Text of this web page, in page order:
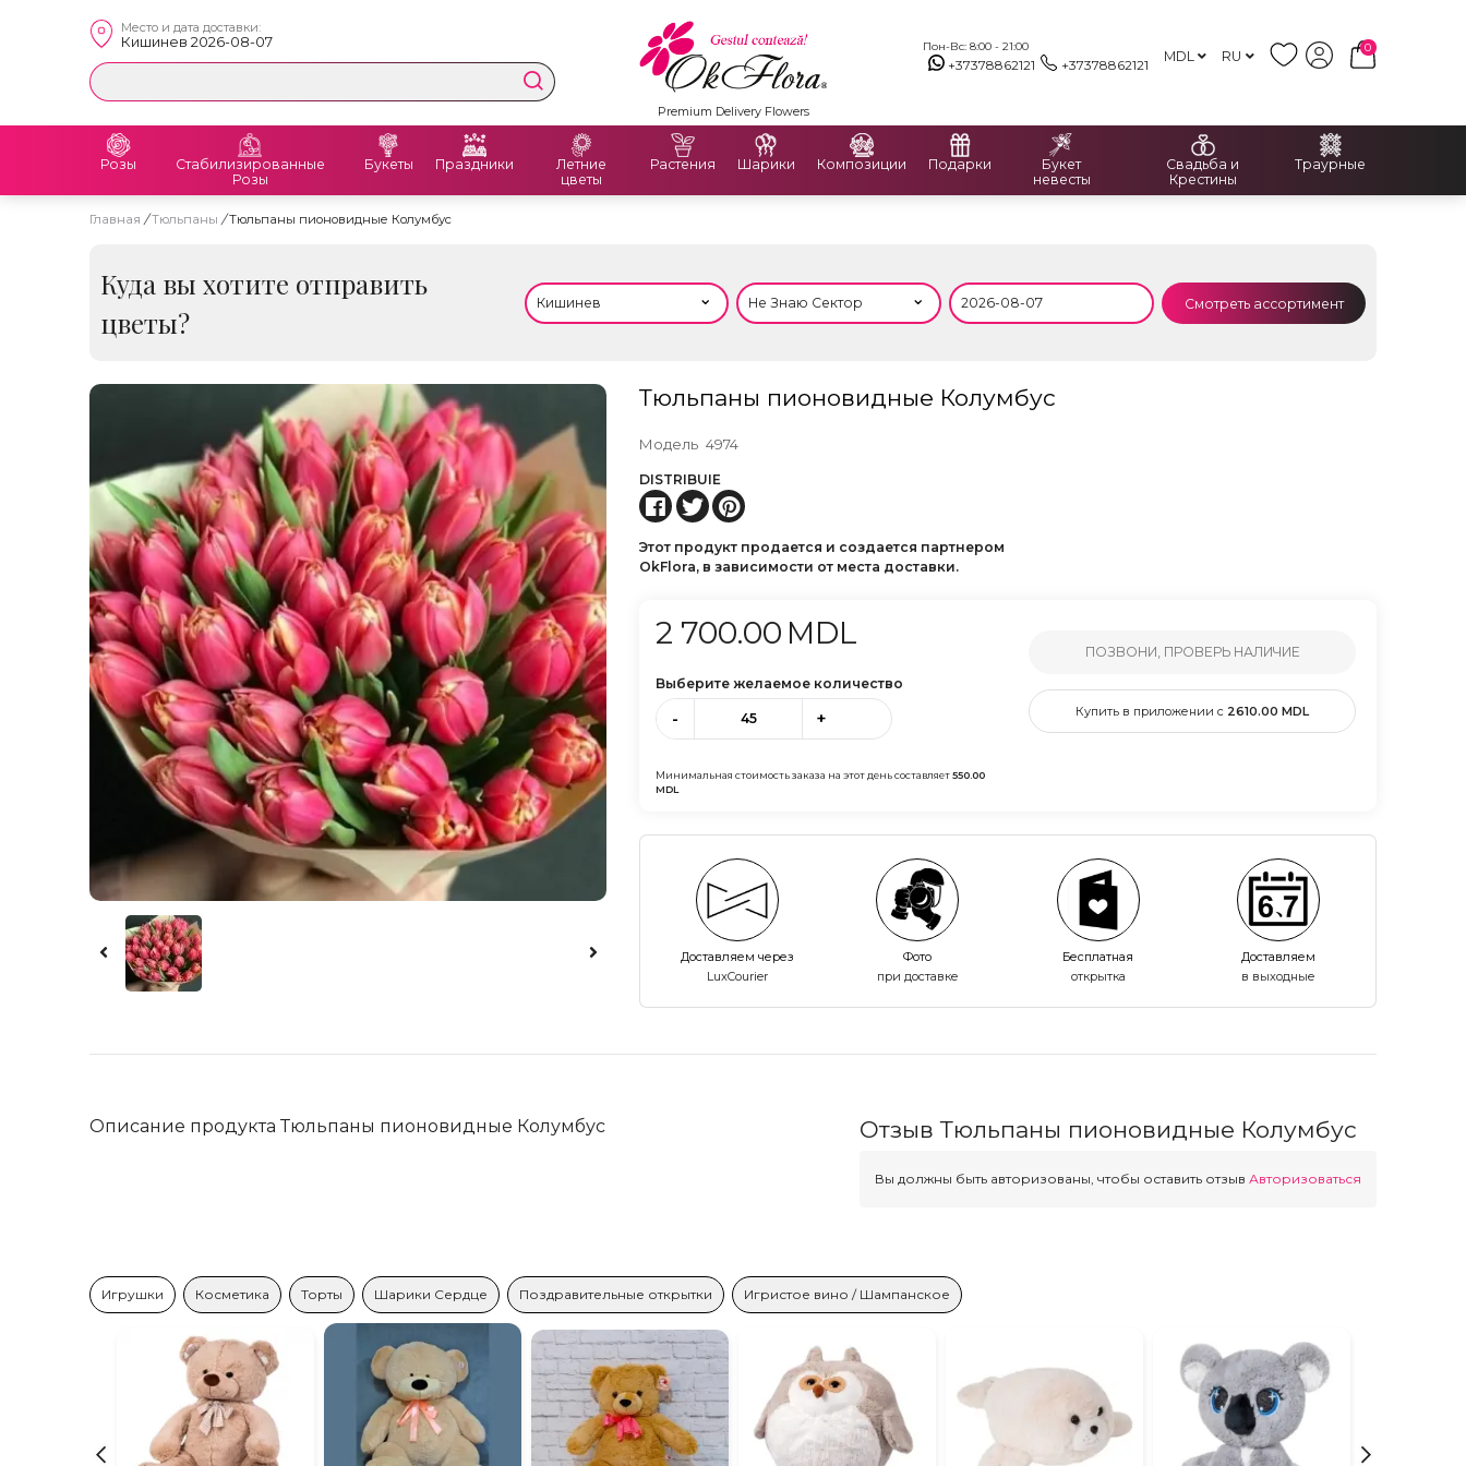
Место и дата доставки:
Кишинев 2026-08-07 Пон-Вс: 8:00 - 21:00
+37378862121 +37378862121 MDL RU
0
Доставка цветов в Молдове и Румынии
Розы
Стабилизированные
Розы
Букеты Праздники
Летние
цветы
Растения Шарики Композиции Подарки
Букет
невесты
Свадьба и
Крестины
Траурные
Главная / Тюльпаны / Тюльпаны пионовидные Колумбус
Куда вы хотите отправить
цветы?
Смотреть ассортимент
Тюльпаны пионовидные Колумбус
Модель 4974
DISTRIBUIE
Этот продукт продается и создается партнером
OkFlora, в зависимости от места доставки.
2 700.00 MDL
Выберите желаемое количество
- +
Минимальная стоимость заказа на этот день составляет550.00
MDL
ПОЗВОНИ, ПРОВЕРЬ НАЛИЧИЕ
Купить в приложении с 2610.00 MDL
Доставляем через
LuxCourier
Фото
при доставке
Бесплатная
открытка
Доставляем
в выходные
Описание продукта Тюльпаны пионовидные Колумбус Отзыв Тюльпаны пионовидные Колумбус
Вы должны быть авторизованы, чтобы оставить отзыв Авторизоваться
Игрушки Косметика Торты Шарики Сердце Поздравительные открытки Игристое вино / Шампанское